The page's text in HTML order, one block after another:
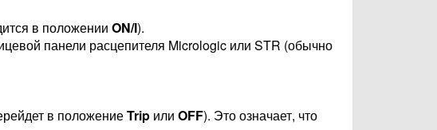
в положении ON/I).
панели расцепителя Micrologic или STR (обычно
в положениеTrip или OFF). Это означает, что